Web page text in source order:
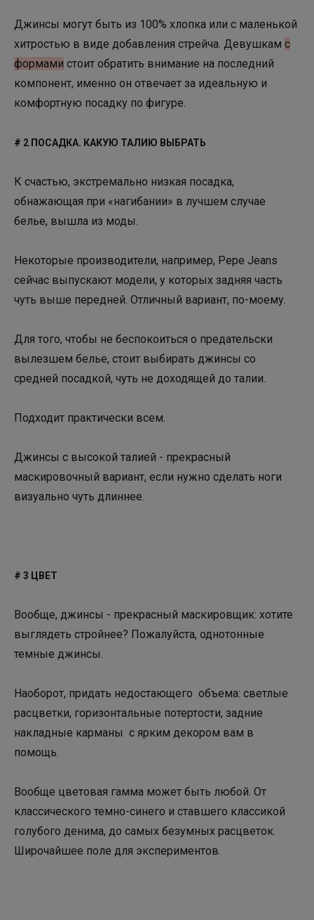
Джинсы могут быть из 100% хлопка или с маленькой
хитростью в виде добавления стрейча. Девушкам с
формами стоит обратить внимание на последний
компонент, именно он отвечает за идеальную и
комфортную посадку по фигуре.
# 2 ПОСАДКА. КАКУЮ ТАЛИЮ ВЫБРАТЬ
К счастью, экстремально низкая посадка,
обнажающая при «нагибании» в лучшем случае
белье, вышла из моды.
Некоторые производители, например, Pepe Jeans
сейчас выпускают модели, у которых задняя часть
чуть выше передней. Отличный вариант, по-моему.
Для того, чтобы не беспокоиться о предательски
вылезшем белье, стоит выбирать джинсы со
средней посадкой, чуть не доходящей до талии.
Подходит практически всем.
Джинсы с высокой талией - прекрасный
маскировочный вариант, если нужно сделать ноги
визуально чуть длиннее.
# 3 ЦВЕТ
Вообще, джинсы - прекрасный маскировщик: хотите
выглядеть стройнее? Пожалуйста, однотонные
темные джинсы.
Наоборот, придать недостающего объема: светлые
расцветки, горизонтальные потертости, задние
накладные карманы с ярким декором вам в
помощь.
Вообще цветовая гамма может быть любой. От
классического темно-синего и ставшего классикой
голубого денима, до самых безумных расцветок.
Широчайшее поле для экспериментов.